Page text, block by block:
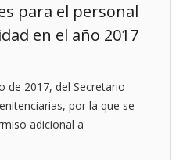
para el personal
en el año 2017
de 2017, del Secretario
por la que se
adicional a